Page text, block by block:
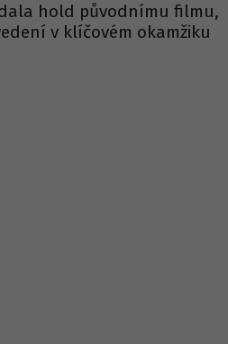
hold původnímu filmu,
v klíčovém okamžiku